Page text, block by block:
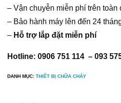
– Vận chuyễn miễn phí trên toàn
– Bảo hành máy lên đến 24
– Hỗ trợ lắp đặt miễn phí
Hotline: 0906 751 114 – 093
DANH MỤC: THIẾT BỊ CHỮA CHÁY